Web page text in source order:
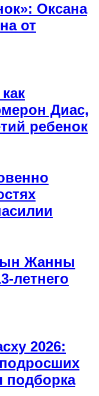
Оксана
от
Диас,
ребенок
Жанны
летнего
2026:
подборка